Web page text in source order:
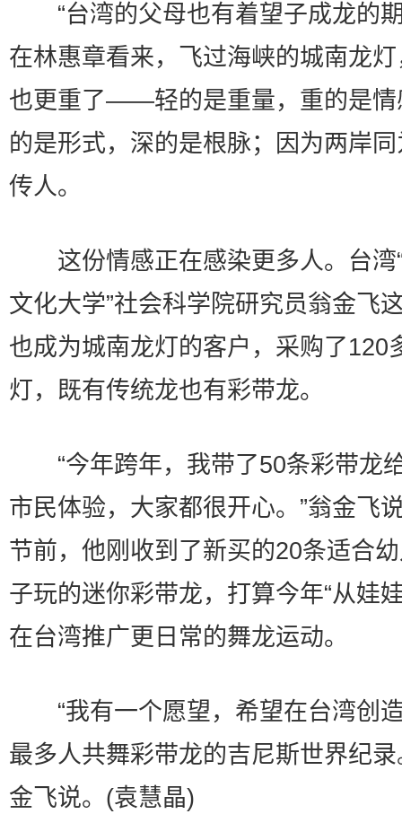
“台湾的父母也有着望子成龙的期
在林惠章看来，飞过海峡的城南龙
也更重了——轻的是重量，重的是情
的是形式，深的是根脉；因为两岸
传人。
这份情感正在感染更多人。台湾
文化大学”社会科学院研究员翁金飞
也成为城南龙灯的客户，采购了120
灯，既有传统龙也有彩带龙。
“今年跨年，我带了50条彩带龙
市民体验，大家都很开心。”翁金飞
节前，他刚收到了新买的20条适合
子玩的迷你彩带龙，打算今年“从娃
在台湾推广更日常的舞龙运动。
“我有一个愿望，希望在台湾创
最多人共舞彩带龙的吉尼斯世界纪录
金飞说。(袁慧晶)